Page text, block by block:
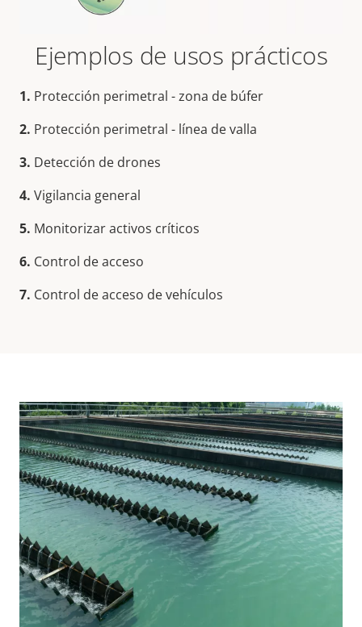
Ejemplos de usos prácticos
1. Protección perimetral - zona de búfer
2. Protección perimetral - línea de valla
3. Detección de drones
4. Vigilancia general
5. Monitorizar activos críticos
6. Control de acceso
7. Control de acceso de vehículos